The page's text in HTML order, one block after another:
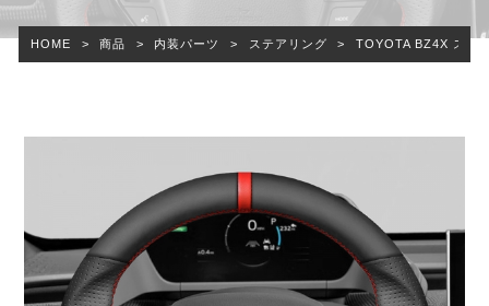
HOME > 商品 > 内装パーツ > ステアリング > TOYOTA BZ4X ステ